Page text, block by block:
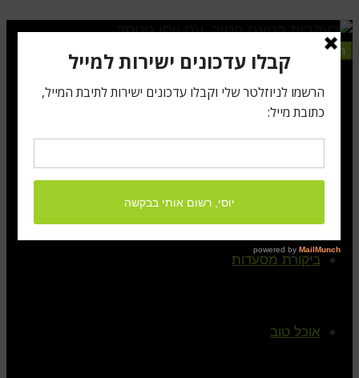
תפריט
ראשי
ביקורת מסעדות
אוכל טוב